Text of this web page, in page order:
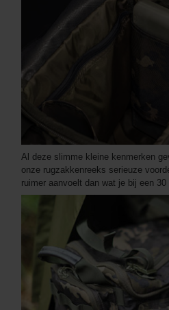
Al deze slimme kleine kenmerken
onze rugzakkenreeks serieuze
ruimer aanvoelt dan wat je bij een